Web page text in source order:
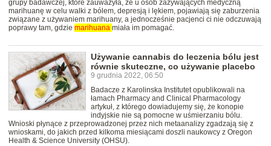
grupy badawczej, które zauważyła, że u osób zażywających medyczną
marihuanę w celu walki z bólem, depresją i lękiem, pojawiają się zaburzenia
związane z używaniem marihuany, a jednocześnie pacjenci ci nie odczuwają
poprawy tam, gdzie marihuana miała im pomagać.
Używanie cannabis do leczenia bólu jest
równie skuteczne, co używanie placebo
9 grudnia 2022, 06:50
Badacze z Karolinska Institutet opublikowali na
łamach Pharmacy and Clinical Pharmacology
artykuł, z którego dowiadujemy się, że konopie
indyjskie nie są pomocne w uśmierzaniu bólu.
Wnioski płynące z przeprowadzonej przez nich metaanalizy zgadzają się z
wnioskami, do jakich przed kilkoma miesiącami doszli naukowcy z Oregon
Health & Science University (OHSU).